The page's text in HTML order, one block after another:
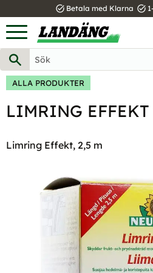
Meny
task_alt Betala med Klarna task_alt
ALLA PRODUKTER
LIMRING EFFEKT
Limring Effekt, 2,5 m